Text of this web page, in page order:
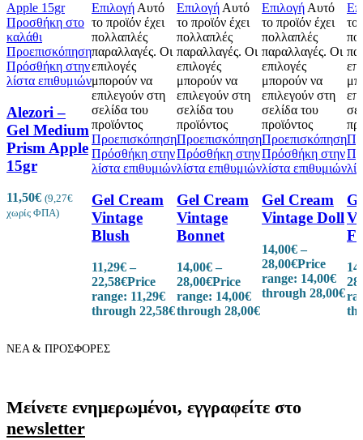
Προσθήκη στο
καλάθι
Προεπισκόπηση
Πρόσθήκη στην
λίστα επιθυμιών
Alezori –
Gel Medium
Prism Apple
15gr
11,50€ (9,27€
χωρίς ΦΠΑ)
ΕπιλογήΑυτό
το προϊόν έχει
πολλαπλές
παραλλαγές. Οι
επιλογές
μπορούν να
επιλεγούν στη
σελίδα του
προϊόντος
Προεπισκόπηση
Πρόσθήκη στην
λίστα επιθυμιών
Gel Cream
Vintage
Blush
11,29€ –
22,58€Price
range: 11,29€
through 22,58€
ΕπιλογήΑυτό
το προϊόν έχει
πολλαπλές
παραλλαγές. Οι
επιλογές
μπορούν να
επιλεγούν στη
σελίδα του
προϊόντος
Προεπισκόπηση
Πρόσθήκη στην
λίστα επιθυμιών
Gel Cream
Vintage
Bonnet
14,00€ –
28,00€Price
range: 14,00€
through 28,00€
ΕπιλογήΑυτό
το προϊόν έχει
πολλαπλές
παραλλαγές. Οι
επιλογές
μπορούν να
επιλεγούν στη
σελίδα του
προϊόντος
Προεπισκόπηση
Πρόσθήκη στην
λίστα επιθυμιών
Gel Cream
Vintage Doll
14,00€ –
28,00€Price
range: 14,00€
through 28,00€
το
ΝΕΑ & ΠΡΟΣΦΟΡΕΣ
Μείνετε ενημερωμένοι, εγγραφείτε στο
newsletter